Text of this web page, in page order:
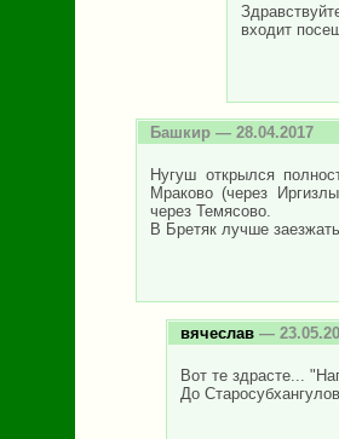
входит
Башкир — 28.04.2017
Нугуш открылся
Мраково (через
через Темясово.
В Бретяк лучше
вячеслав —
Вот те здрасте...
До